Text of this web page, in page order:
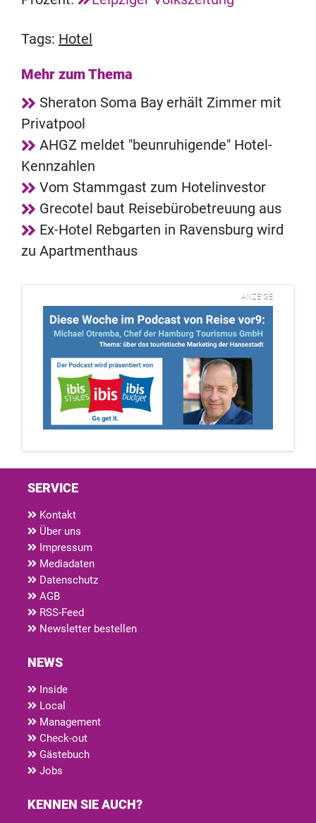
Tags: Hotel
Mehr zum Thema
Sheraton Soma Bay erhält Zimmer mit
Privatpool
AHGZ meldet "beunruhigende" Hotel-
Kennzahlen
Vom Stammgast zum Hotelinvestor
Grecotel baut Reisebürobetreuung aus
Ex-Hotel Rebgarten in Ravensburg wird
zu Apartmenthaus
ANZEIGE
SERVICE
Kontakt
Über uns
Impressum
Mediadaten
Datenschutz
AGB
RSS-Feed
Newsletter bestellen
NEWS
Inside
Local
Management
Check-out
Gästebuch
Jobs
KENNEN SIE AUCH?